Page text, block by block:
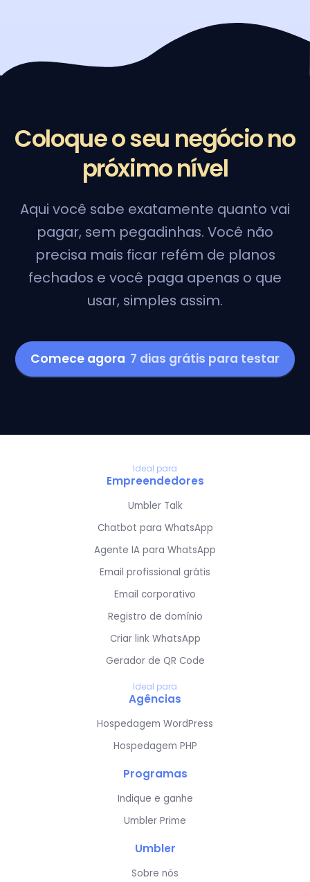
Coloque o seu negócio no
próximo nível
Aqui você sabe exatamente quanto vai
pagar, sem pegadinhas. Você não
precisa mais ficar refém de planos
fechados e você paga apenas o que
usar, simples assim.
Comece agora 7 dias grátis para testar
Ideal para
Empreendedores
Umbler Talk
Chatbot para WhatsApp
Agente IA para WhatsApp
Email profissional grátis
Email corporativo
Registro de domínio
Criar link WhatsApp
Gerador de QR Code
Ideal para
Agências
Hospedagem WordPress
Hospedagem PHP
Programas
Indique e ganhe
Umbler Prime
Umbler
Sobre nós